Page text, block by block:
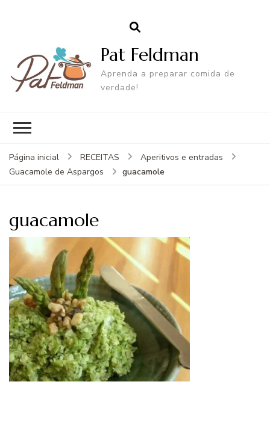
Pat Feldman
Aprenda a preparar comida de
verdade!
Página inicial RECEITAS
Aperitivos e entradas
Guacamole de Aspargos
guacamole
guacamole